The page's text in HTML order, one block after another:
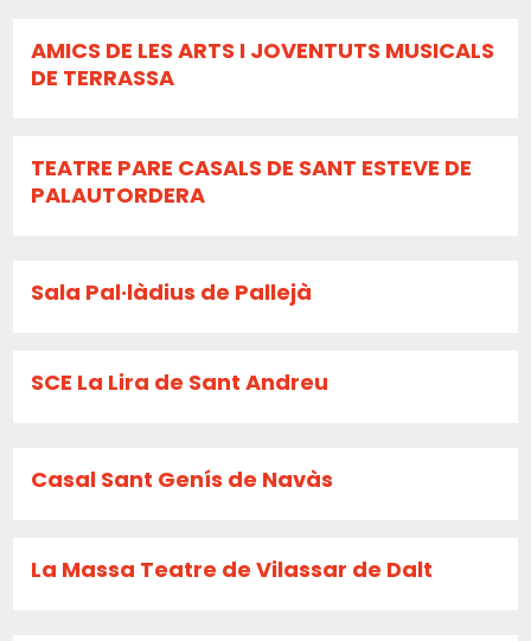
AMICS DE LES ARTS I JOVENTUTS MUSICALS
DE TERRASSA
TEATRE PARE CASALS DE SANT ESTEVE DE
PALAUTORDERA
Sala Pal·làdius de Pallejà
SCE La Lira de Sant Andreu
Casal Sant Genís de Navàs
La Massa Teatre de Vilassar de Dalt